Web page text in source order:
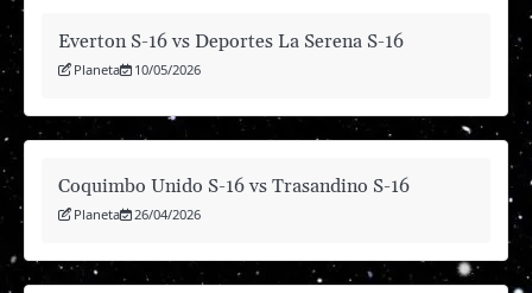
Everton S-16 vs Deportes La Serena S-16
Planeta 10/05/2026
Coquimbo Unido S-16 vs Trasandino S-16
Planeta 26/04/2026